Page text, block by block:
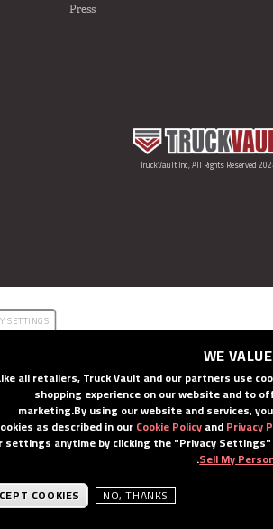
SETTINGS
WE
Like all retailers, Truck Vault and our partners use
shopping experience on our website and
marketing.By using our website and services,
cookies as described in ourCookie Policyand
settings anytime by clicking the "Privacy
Sell My
NO, THANKS
ACCEPT COOKIES START
BUILD
INGYOURS NOW ❯
Press